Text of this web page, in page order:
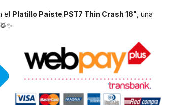
el Platillo Paiste PST7 Thin Crash 16" , una